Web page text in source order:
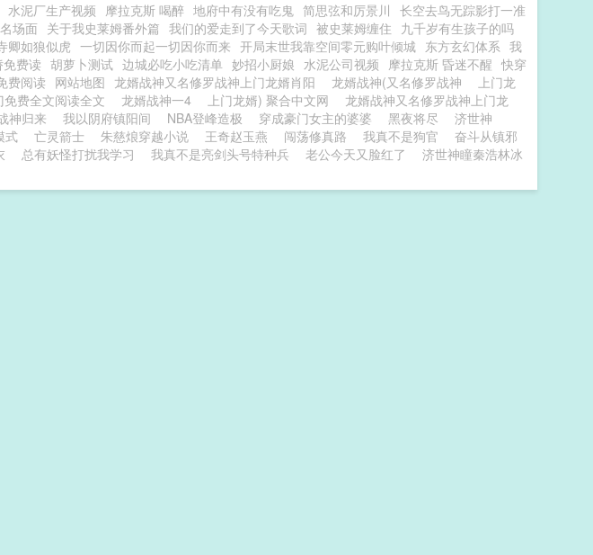
水泥厂生产视频 摩拉克斯 喝醉 地府中有没有吃鬼 简思弦和厉景川 长空去鸟无踪影打一准
场面 关于我史莱姆番外篇 我们的爱走到了今天歌词 被史莱姆缠住 九千岁有生孩子的吗
卿如狼似虎 一切因你而起一切因你而来 开局末世我靠空间零元购叶倾城 东方玄幻体系 我
费读 胡萝卜测试 边城必吃小吃清单 妙招小厨娘 水泥公司视频 摩拉克斯 昏迷不醒 快穿
费阅读 网站地图 龙婿战神又名修罗战神上门龙婿肖阳 龙婿战神(又名修罗战神
上门龙
免费全文阅读全文 龙婿战神一4 上门龙婿) 聚合中文网
龙婿战神又名修罗战神上门龙
神归来 我以阴府镇阳间 NBA登峰造极 穿成豪门女主的婆婆 黑夜将尽
济世神
式 亡灵箭士 朱慈烺穿越小说 王奇赵玉燕 闯荡修真路 我真不是狗官
奋斗从镇邪
总有妖怪打扰我学习 我真不是亮剑头号特种兵 老公今天又脸红了
济世神瞳秦浩林冰